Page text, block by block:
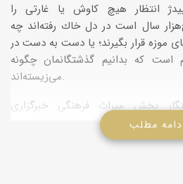
انتظار هیچ كاوش یا غارتی را
سال است در دل خاك رفته‌اند چه
موزه قرار بگیرند؛ یا دست به دست در
است كه بدانیم گذشتگانمان چگونه
می‌زیسته‌اند.
خبرنگار بخش میراث فرهنگی خبرگزاری
اشیای باستانی در منطقه‌ی اسپیدژ
(سیستان و بلوچستان) خبر داد. غارتی
مطلب